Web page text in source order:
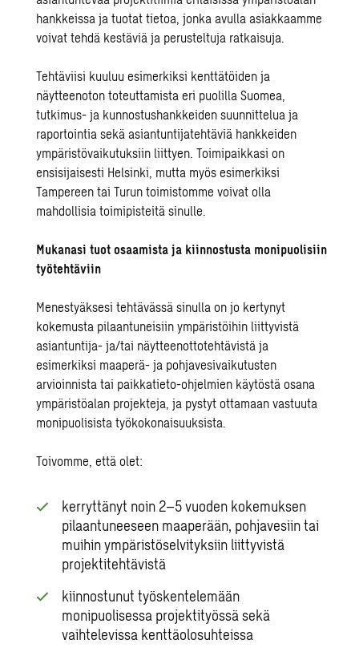
hankkeissa ja tuotat tietoa, jonka avulla asiakkaamme
voivat tehdä kestäviä ja perusteltuja ratkaisuja.
Tehtäviisi kuuluu esimerkiksi kenttätöiden ja
näytteenoton toteuttamista eri puolilla Suomea,
tutkimus- ja kunnostushankkeiden suunnittelua ja
raportointia sekä asiantuntijatehtäviä hankkeiden
ympäristövaikutuksiin liittyen. Toimipaikkasi on
ensisijaisesti Helsinki, mutta myös esimerkiksi
Tampereen tai Turun toimistomme voivat olla
mahdollisia toimipisteitä sinulle.
Mukanasi tuot osaamista ja kiinnostusta monipuolisiin
työtehtäviin
Menestyäksesi tehtävässä sinulla on jo kertynyt
kokemusta pilaantuneisiin ympäristöihin liittyvistä
asiantuntija- ja/tai näytteenottotehtävistä ja
esimerkiksi maaperä- ja pohjavesivaikutusten
arvioinnista tai paikkatieto-ohjelmien käytöstä osana
ympäristöalan projekteja, ja pystyt ottamaan vastuuta
monipuolisista työkokonaisuuksista.
Toivomme, että olet:
kerryttänyt noin 2–5 vuoden kokemuksen
pilaantuneeseen maaperään, pohjavesiin tai
muihin ympäristöselvityksiin liittyvistä
projektitehtävistä
kiinnostunut työskentelemään
monipuolisessa projektityössä sekä
vaihtelevissa kenttäolosuhteissa